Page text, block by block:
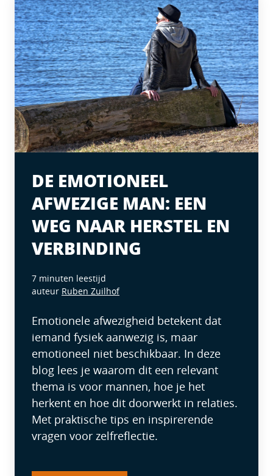
DE EMOTIONEEL
AFWEZIGE MAN: EEN
WEG NAAR HERSTEL EN
VERBINDING
7 minuten leestijd
auteur Ruben Zuilhof
Emotionele afwezigheid betekent dat
iemand fysiek aanwezig is, maar
emotioneel niet beschikbaar. In deze
blog lees je waarom dit een relevant
thema is voor mannen, hoe je het
herkent en hoe dit doorwerkt in relaties.
Met praktische tips en inspirerende
vragen voor zelfreflectie.